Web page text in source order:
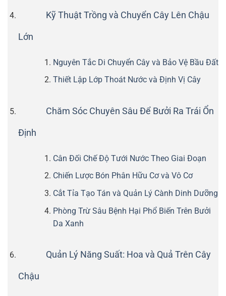
Kỹ Thuật Trồng và Chuyển Cây Lên Chậu
Lớn
Nguyên Tắc Di Chuyển Cây và Bảo Vệ Bầu Đất
Thiết Lập Lớp Thoát Nước và Định Vị Cây
Chăm Sóc Chuyên Sâu Để Bưởi Ra Trái Ổn
Định
Cân Đối Chế Độ Tưới Nước Theo Giai Đoạn
Chiến Lược Bón Phân Hữu Cơ và Vô Cơ
Cắt Tỉa Tạo Tán và Quản Lý Cành Dinh Dưỡng
Phòng Trừ Sâu Bệnh Hại Phổ Biến Trên Bưởi
Da Xanh
Quản Lý Năng Suất: Hoa và Quả Trên Cây
Chậu